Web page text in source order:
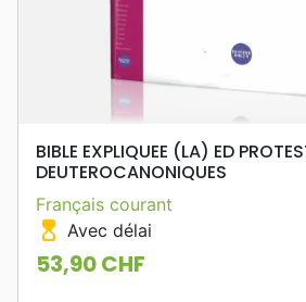
BIBLE EXPLIQUEE (LA) ED
DEUTEROCANONIQUES
Français courant
hourglass_top Avec délai
Prix
53,90 CHF